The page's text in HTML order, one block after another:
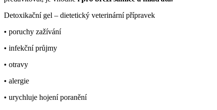
Detoxikační gel – dietetický veterinární přípravek
• poruchy zažívání
• infekční průjmy
• otravy
• alergie
• urychluje hojení poranění